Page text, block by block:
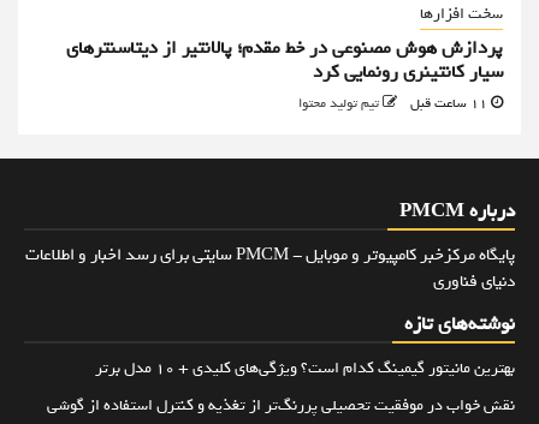
سخت افزارها
پردازش هوش مصنوعی در خط مقدم؛ پالانتیر از دیتاسنترهای
سیار کانتینری رونمایی کرد
تیم تولید محتوا
درباره PMCM
پایگاه مرکزخبر کامپیوتر و موبایل - PMCM سایتی برای رسد اخبار و اطلاعات
دنیای فناوری
نوشته‌های تازه
بهترین مانیتور گیمینگ کدام است؟ ویژگی‌های کلیدی + 10 مدل برتر
نقش خواب در موفقیت تحصیلی پررنگ‌تر از تغذیه و کنترل استفاده از گوشی